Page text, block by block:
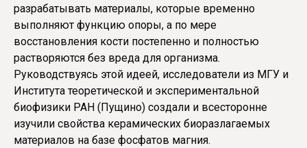
разрабатывать материалы, которые временно
выполняют функцию опоры, а по мере
восстановления кости постепенно и полностью
растворяются без вреда для организма.
Руководствуясь этой идеей, исследователи из МГУ и
Института теоретической и экспериментальной
биофизики РАН (Пущино) создали и всесторонне
изучили свойства керамических биоразлагаемых
материалов на базе фосфатов магния.